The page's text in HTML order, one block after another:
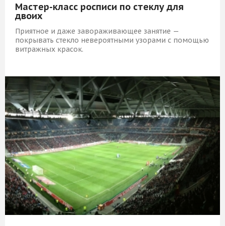
Мастер-класс росписи по стеклу для
двоих
Приятное и даже завораживающее занятие —
покрывать стекло невероятными узорами с помощью
витражных красок.
5 409 Р КУПИТЬ